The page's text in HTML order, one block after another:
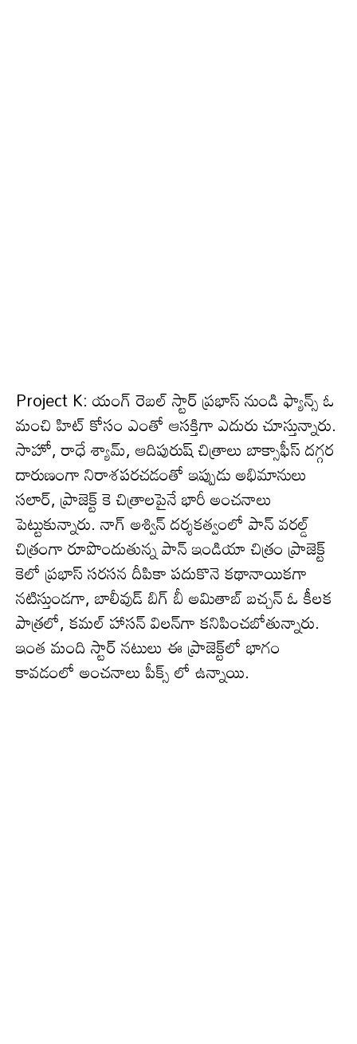
Project K: యంగ్ రెబ‌ల్ స్టార్ ప్ర‌భాస్ నుండి ఫ్యాన్స్ ఓ
మంచి హిట్ కోసం ఎంతో ఆస‌క్తిగా ఎదురు చూస్తున్నారు.
సాహో, రాధే శ్యామ్, ఆదిపురుష్ చిత్రాలు బాక్సాఫీస్ ద‌గ్గ‌ర
దారుణంగా నిరాశ‌ప‌ర‌చ‌డంతో ఇప్పుడు అభిమానులు
స‌లార్, ప్రాజెక్ట్ కె చిత్రాల‌పైనే భారీ అంచ‌నాలు
పెట్టుకున్నారు. నాగ్‌ అశ్విన్‌ దర్శకత్వంలో పాన్‌ వరల్డ్‌
చిత్రంగా రూపొందుతున్న పాన్ ఇండియా చిత్రం ప్రాజెక్ట్
కెలో ప్రభాస్ సరసన దీపికా పదుకొనె క‌థానాయిక‌గా
న‌టిస్తుండ‌గా, బాలీవుడ్ బిగ్ బీ అమితాబ్‌ బచ్చన్ ఓ కీలక
పాత్రలో, క‌మ‌ల్ హాస‌న్ విల‌న్‌గా క‌నిపించ‌బోతున్నారు.
ఇంత మంది స్టార్ న‌టులు ఈ ప్రాజెక్ట్‌లో భాగం
కావ‌డంలో అంచ‌నాలు పీక్స్ లో ఉన్నాయి.